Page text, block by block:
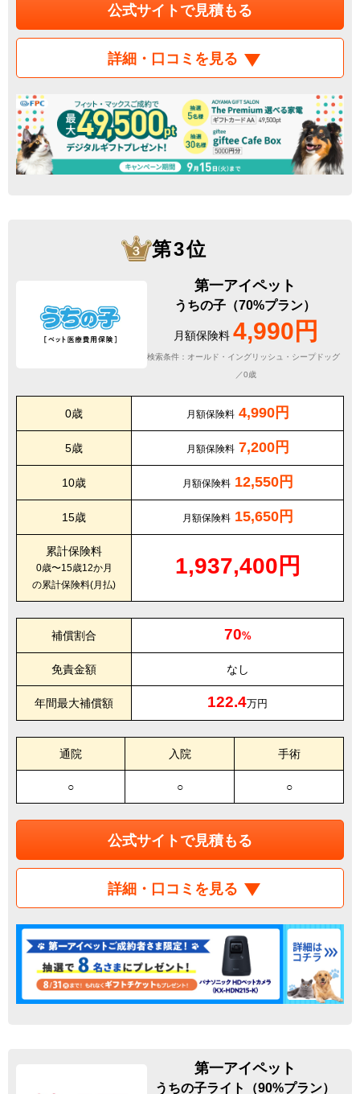
公式サイトで見積もる
詳細・口コミを見る
第3位
第一アイペット
うちの子（70%プラン）
月額保険料 4,990円
検索条件：オールド・イングリッシュ・シープドッグ
／0歳
0歳 月額保険料 4,990円
5歳 月額保険料 7,200円
10歳 月額保険料 12,550円
15歳 月額保険料 15,650円
累計保険料
0歳〜15歳12か月
の累計保険料(月払)
1,937,400円
補償割合 70%
免責金額 なし
年間最大補償額 122.4万円
通院 入院 手術
○ ○ ○
公式サイトで見積もる
詳細・口コミを見る
第一アイペット
うちの子ライト（90%プラン）